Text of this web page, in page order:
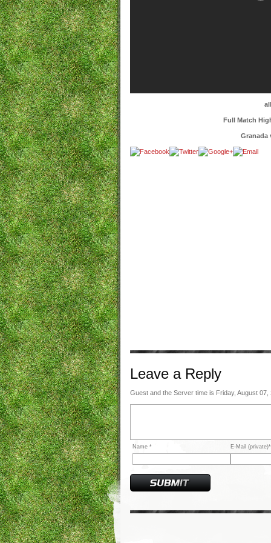
Full Match
Granada
Leave a Reply
Guest and the Server time is Friday, August 07,
Name * E-Mail (private)*